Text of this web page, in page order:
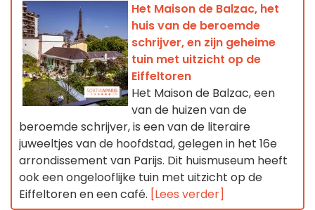
Het Maison de Balzac, het
huis van de beroemde
schrijver, en zijn geheime
tuin met uitzicht op de
Eiffeltoren
Het Maison de Balzac, een
van de huizen van de
beroemde schrijver, is een van de literaire
juweeltjes van de hoofdstad, gelegen in het 16e
arrondissement van Parijs. Dit huismuseum heeft
ook een ongelooflijke tuin met uitzicht op de
Eiffeltoren en een café. [Lees verder]